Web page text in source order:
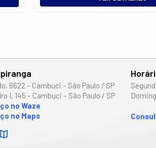
6622 – Cambuci – São Paulo / SP
I, 145 – Cambuci – São Paulo / SP
no Waze
no Maps